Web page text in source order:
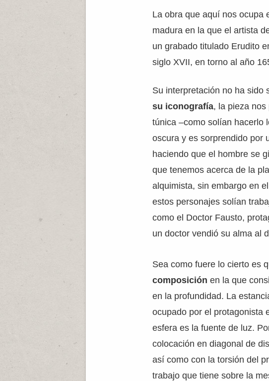
La obra que aquí nos ocupa
madura en la que el artista
un grabado titulado Erudito
siglo XVII, en torno al año
Su interpretación no ha
su iconografía, la pieza
túnica –como solían hacerlo
oscura y es sorprendido por
haciendo que el hombre se
que tenemos acerca de la
alquimista, sin embargo en
estos personajes solían
como el Doctor Fausto,
un doctor vendió su alma al
Sea como fuere lo cierto es
composición en la que
en la profundidad. La
ocupado por el protagonista
esfera es la fuente de luz.
colocación en diagonal de
así como con la torsión del
trabajo que tiene sobre la